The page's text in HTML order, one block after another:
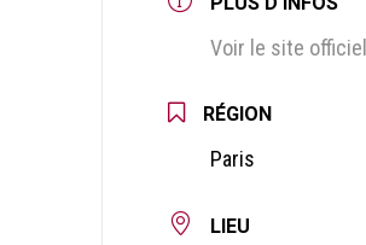
Voir le site officiel
RÉGION
Paris
LIEU